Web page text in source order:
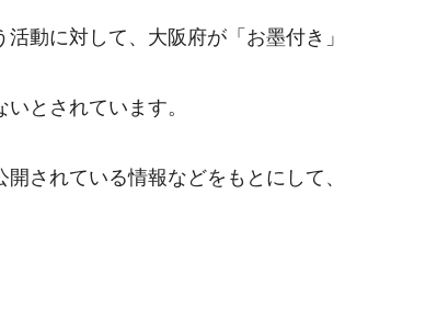
動に対して、大阪府が「お墨付き」
とされています。
されている情報などをもとにして、